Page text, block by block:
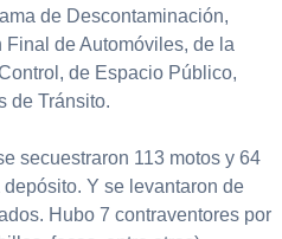
de Descontaminación,
de Automóviles, de la
de Espacio Público,
de Tránsito.
secuestraron 113 motos y 64
Y se levantaron de
Hubo 7 contraventores por